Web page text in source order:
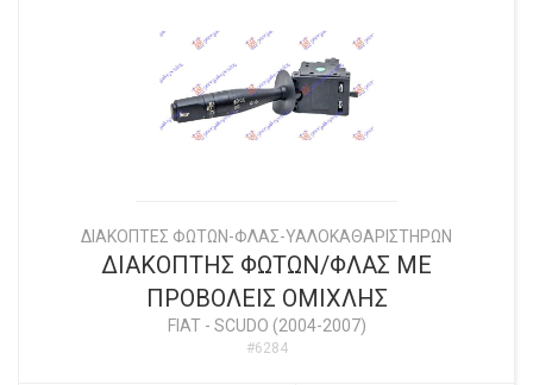
ΔΙΑΚΟΠΤΕΣ ΦΩΤΩΝ-ΦΛΑΣ-ΥΑΛΟΚΑΘΑΡΙΣΤΗΡΩΝ
ΔΙΑΚΟΠΤΗΣ ΦΩΤΩΝ/ΦΛΑΣ ΜΕ
ΠΡΟΒΟΛΕΙΣ ΟΜΙΧΛΗΣ
FIAT- SCUDO (2004-2007)
#6284